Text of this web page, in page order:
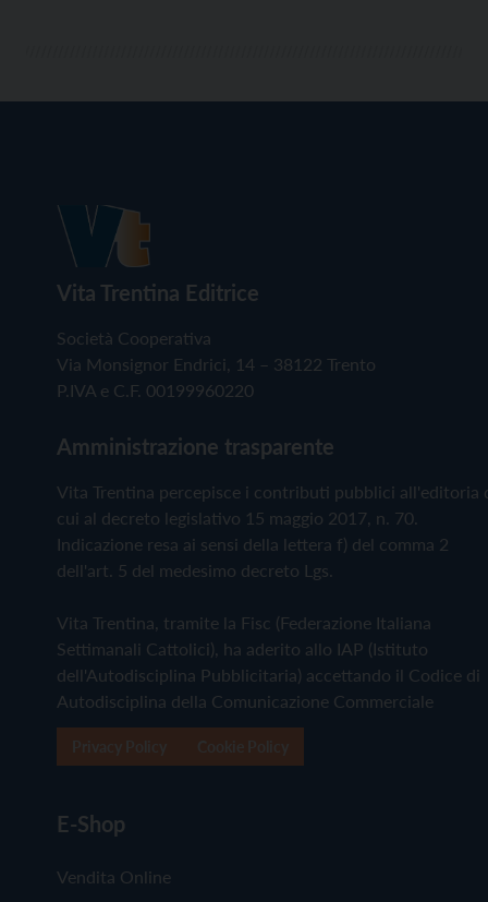
Vita Trentina Editrice
Società Cooperativa
Via Monsignor Endrici, 14 – 38122 Trento
P.IVA e C.F. 00199960220
Amministrazione trasparente
Vita Trentina percepisce i contributi pubblici all'editoria
cui al decreto legislativo 15 maggio 2017, n. 70.
Indicazione resa ai sensi della lettera f) del comma 2
dell'art. 5 del medesimo decreto Lgs.
Vita Trentina, tramite la Fisc (Federazione Italiana
Settimanali Cattolici), ha aderito allo IAP (Istituto
dell'Autodisciplina Pubblicitaria) accettando il Codice di
Autodisciplina della Comunicazione Commerciale
E-Shop
Vendita Online